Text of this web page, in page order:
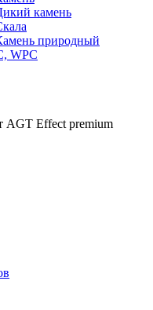
камень
природный
WPC
AGT Effect premium